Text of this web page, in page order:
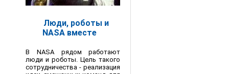
Люди, роботы и
NASA вместе
В NASA рядом работают
люди и роботы. Цель такого
сотрудничества - реализация